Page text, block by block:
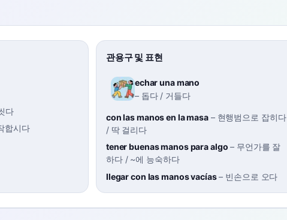
다
합시다
관용구 및 표현
echar una mano
– 돕다 / 거들다
con las manos en la masa– 현행범으로 잡히다
/ 딱 걸리다
tener buenas manos para algo – 무언가를 잘
하다 / ~에 능숙하다
llegar con las manos vacías– 빈손으로 오다